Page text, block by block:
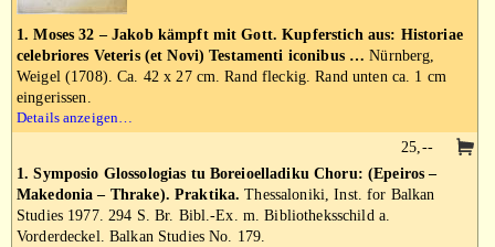
1. Moses 32 – Jakob kämpft mit Gott. Kupferstich aus: Historiae
celebriores Veteris (et Novi) Testamenti iconibus … Nürnberg,
Weigel (1708). Ca. 42 x 27 cm. Rand fleckig. Rand unten ca. 1 cm
eingerissen.
Details anzeigen…
1. Symposio Glossologias tu Boreioelladiku Choru: (Epeiros –
Makedonia – Thrake). Praktika. Thessaloniki, Inst. for Balkan
Studies 1977. 294 S. Br. Bibl.-Ex. m. Bibliotheksschild a.
Vorderdeckel. Balkan Studies No. 179.
25,--